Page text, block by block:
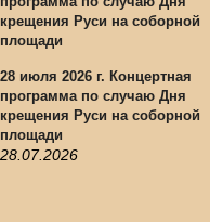
28 июля 2026 г. Концертная
программа по случаю Дня
крещения Руси на соборной
площади
28.07.2026